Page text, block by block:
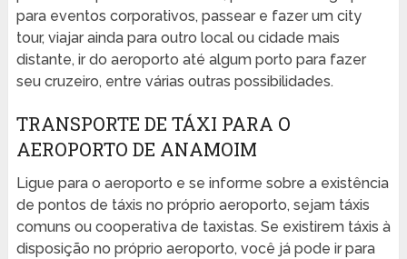
para eventos corporativos, passear e fazer um city
tour, viajar ainda para outro local ou cidade mais
distante, ir do aeroporto até algum porto para fazer
seu cruzeiro, entre várias outras possibilidades.
TRANSPORTE DE TÁXI PARA O
AEROPORTO DE ANAMOIM
Ligue para o aeroporto e se informe sobre a existência
de pontos de táxis no próprio aeroporto, sejam táxis
comuns ou cooperativa de taxistas. Se existirem táxis à
disposição no próprio aeroporto, você já pode ir para